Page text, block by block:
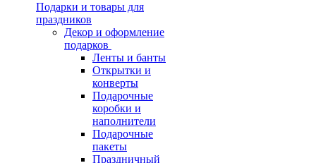
Подарки и товары для
праздников
Декор и оформление
подарков
Ленты и банты
Открытки и
конверты
Подарочные
коробки и
наполнители
Подарочные
пакеты
Праздничный